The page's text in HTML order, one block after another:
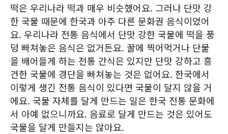
떡은 우리나라 떡과 매우 비슷했어요. 그러나 단맛 강
한 국물 때문에 한국과 아주 다른 문화권 음식이었어
요. 우리나라 전통 음식에서 단맛 강한 국물에 떡을 풍
덩 빠쳐놓은 음식은 없거든요. 꿀에 찍어먹거나 단물
을 배어들게 하는 전통 간식은 있지만 단맛 강하고 흥
건한 국물에 경단을 빠쳐놓는 것은 없어요. 한국에서
이렇게 생긴 전통 음식이 있다면 국물이 달지 않을 거
에요. 국물 자체를 달게 만드는 일은 한국 전통 문화에
서 아예 없으니까요. 음료로 달게 만드는 것은 있어도
국물을 달게 만들지는 않아요.